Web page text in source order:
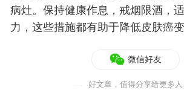
病灶。保持健康作息，戒烟限酒，
力，这些措施都有助于降低皮肤癌变
微信好友
好文章，值得分享给更多人